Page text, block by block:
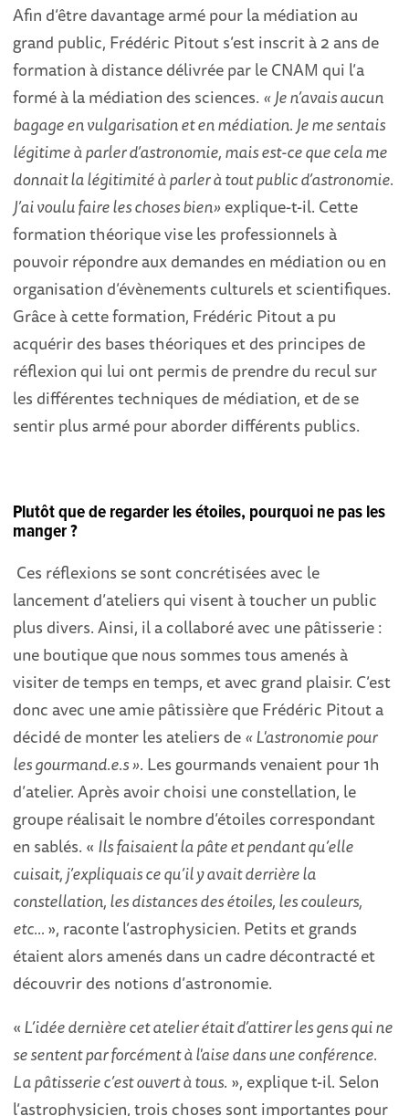
Afin d’être davantage armé pour la médiation au
grand public, Frédéric Pitout s’est inscrit à 2 ans de
formation à distance délivrée par le CNAM qui l’a
formé à la médiation des sciences. « Je n’avais aucun
bagage en vulgarisation et en médiation. Je me sentais
légitime à parler d’astronomie, mais est-ce que cela me
donnait la légitimité à parler à tout public d’astronomie.
J’ai voulu faire les choses bien»explique-t-il. Cette
formation théorique vise les professionnels à
pouvoir répondre aux demandes en médiation ou en
organisation d’évènements culturels et scientifiques.
Grâce à cette formation, Frédéric Pitout a pu
acquérir des bases théoriques et des principes de
réflexion qui lui ont permis de prendre du recul sur
les différentes techniques de médiation, et de se
sentir plus armé pour aborder différents publics.
Plutôt que de regarder les étoiles, pourquoi ne pas les
manger ?
Ces réflexions se sont concrétisées avec le
lancement d’ateliers qui visent à toucher un public
plus divers. Ainsi, il a collaboré avec une pâtisserie :
une boutique que nous sommes tous amenés à
visiter de temps en temps, et avec grand plaisir. C’est
donc avec une amie pâtissière que Frédéric Pitout a
décidé de monter les ateliers de« L'astronomie pour
les gourmand.e.s ». Les gourmands venaient pour 1h
d’atelier. Après avoir choisi une constellation, le
groupe réalisait le nombre d’étoiles correspondant
en sablés. « Ils faisaient la pâte et pendant qu’elle
cuisait, j’expliquais ce qu’il y avait derrière la
constellation, les distances des étoiles, les couleurs,
etc…», raconte l’astrophysicien. Petits et grands
étaient alors amenés dans un cadre décontracté et
découvrir des notions d’astronomie.
«L’idée dernière cet atelier était d’attirer les gens qui ne
se sentent par forcément à l'aise dans une conférence.
La pâtisserie c’est ouvert à tous. », explique t-il. Selon
l’astrophysicien, trois choses sont importantes pour